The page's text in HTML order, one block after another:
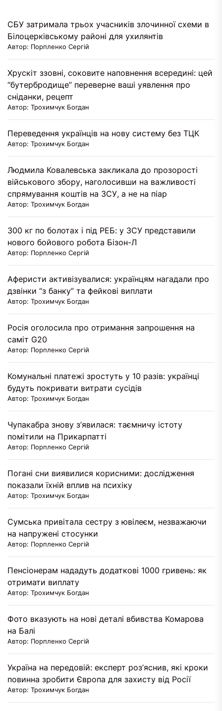
СБУ затримала трьох учасників злочинної схеми в
Білоцерківському районі для ухилянтів
Автор: Порпленко Сергій
Хрускіт ззовні, соковите наповнення всередині: цей
“бутербродище” переверне ваші уявлення про
сніданки, рецепт
Автор: Трохимчук Богдан
Переведення українців на нову систему без ТЦК
Автор: Трохимчук Богдан
Людмила Ковалевська закликала до прозорості
військового збору, наголосивши на важливості
спрямування коштів на ЗСУ, а не на піар
Автор: Трохимчук Богдан
300 кг по болотах і під РЕБ: у ЗСУ представили
нового бойового робота Бізон-Л
Автор: Порпленко Сергій
Аферисти активізувалися: українцям нагадали про
дзвінки “з банку” та фейкові виплати
Автор: Трохимчук Богдан
Росія оголосила про отримання запрошення на
саміт G20
Автор: Порпленко Сергій
Комунальні платежі зростуть у 10 разів: українці
будуть покривати витрати сусідів
Автор: Трохимчук Богдан
Чупакабра знову з’явилася: таємничу істоту
помітили на Прикарпатті
Автор: Порпленко Сергій
Погані сни виявилися корисними: дослідження
показали їхній вплив на психіку
Автор: Трохимчук Богдан
Сумська привітала сестру з ювілеєм, незважаючи
на напружені стосунки
Автор: Порпленко Сергій
Пенсіонерам нададуть додаткові 1000 гривень: як
отримати виплату
Автор: Трохимчук Богдан
Фото вказують на нові деталі вбивства Комарова
на Балі
Автор: Порпленко Сергій
Україна на передовій: експерт роз’яснив, які кроки
повинна зробити Європа для захисту від Росії
Автор: Трохимчук Богдан